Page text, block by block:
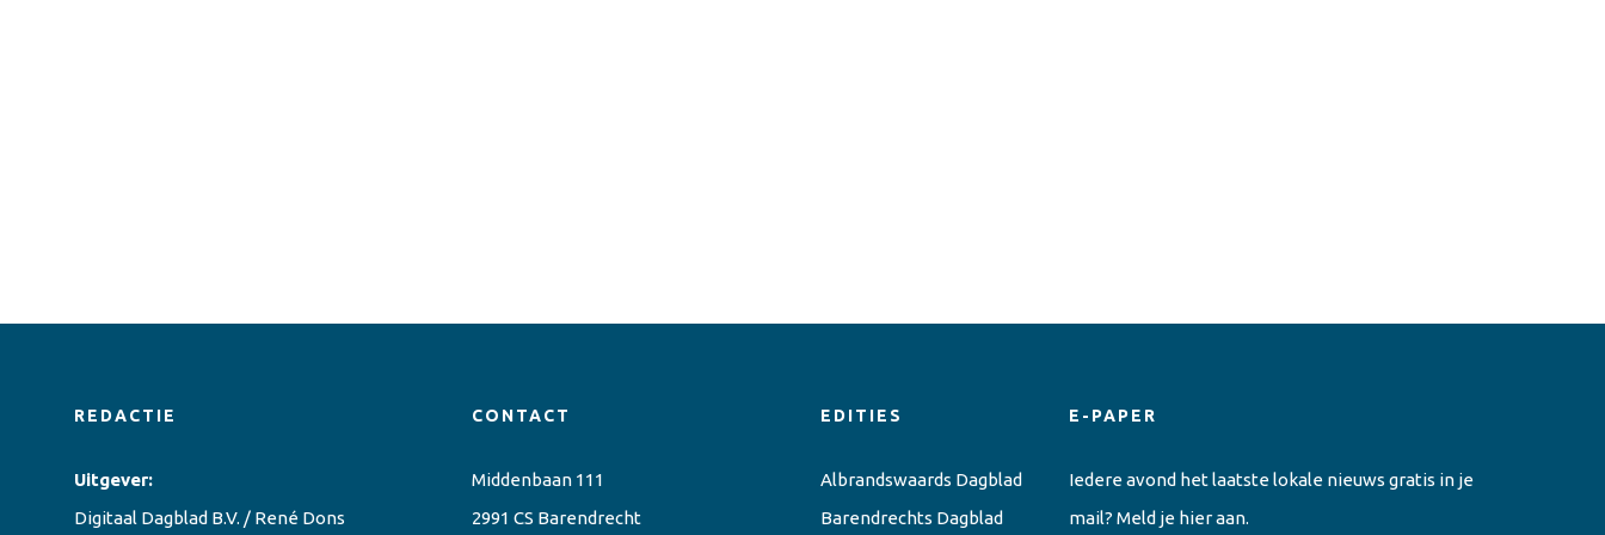
REDACTIE
Uitgever:
Digitaal Dagblad B.V. / René Dons
CONTACT
Middenbaan 111
2991 CS Barendrecht
EDITIES
Albrandswaards Dagblad
Barendrechts Dagblad
E-PAPER
Iedere avond het laatste lokale nieuws gratis in je
mail? Meld je hier aan.